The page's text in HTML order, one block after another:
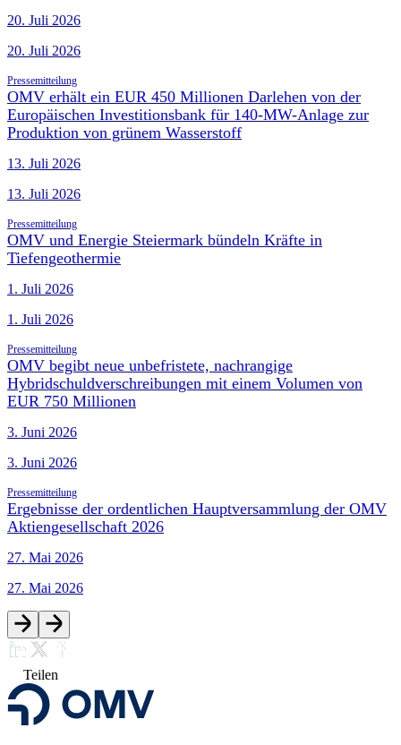
20. Juli 2026
20. Juli 2026
Pressemitteilung
OMV erhält ein EUR 450 Millionen Darlehen von der
Europäischen Investitionsbank für 140-MW-Anlage zur
Produktion von grünem Wasserstoff
13. Juli 2026
13. Juli 2026
Pressemitteilung
OMV und Energie Steiermark bündeln Kräfte in
Tiefengeothermie
1. Juli 2026
1. Juli 2026
Pressemitteilung
OMV begibt neue unbefristete, nachrangige
Hybridschuldverschreibungen mit einem Volumen von
EUR 750 Millionen
3. Juni 2026
3. Juni 2026
Pressemitteilung
Ergebnisse der ordentlichen Hauptversammlung der OMV
Aktiengesellschaft 2026
27. Mai 2026
27. Mai 2026
Teilen